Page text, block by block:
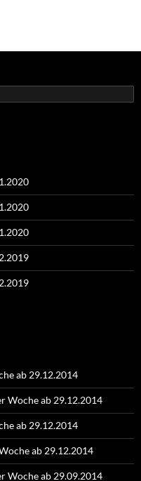
ab 29.12.2014
Woche ab 29.12.2014
ab 29.12.2014
ab 29.12.2014
Woche ab 29.09.2014